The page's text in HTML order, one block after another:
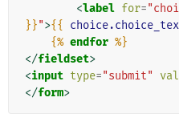
<label for=
}}">{{
{% endfor %}
</fieldset>
<input type="submit"
</form>